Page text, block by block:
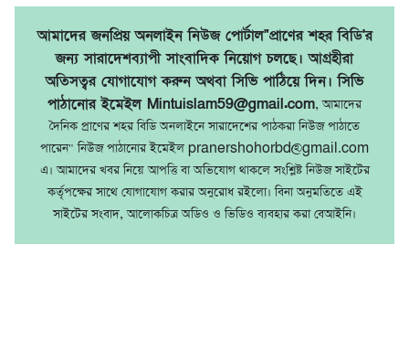
আমাদের জনপ্রিয় অনলাইন নিউজ পোর্টাল"প্রাণের শহর বিডি'র
জন্য সারাদেশব্যাপী সাংবাদিক নিয়োগ চলছে। আগ্রহীরা
অতিসত্বর যোগাযোগ করুন অথবা সিভি পাঠিয়ে দিন। সিভি
পাঠানোর ইমেইল Mintuislam59@gmail.com, আমাদের
দৈনিক প্রাণের শহর বিডি অনলাইনে সারাদেশের পাঠকরা নিউজ পাঠাতে
পারেন" নিউজ পাঠানোর ইমেইল pranershohorbd@gmail.com
এ। আমাদের খবর নিয়ে আপত্তি বা অভিযোগ থাকলে সংশ্লিষ্ট নিউজ সাইটের
কর্তৃপক্ষের সাথে যোগাযোগ করার অনুরোধ রইলো। বিনা অনুমতিতে এই
সাইটের সংবাদ, আলোকচিত্র অডিও ও ভিডিও ব্যবহার করা বেআইনি।